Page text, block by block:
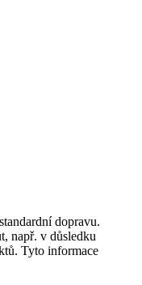
dopravu.
např. v důsledku
Tyto informace